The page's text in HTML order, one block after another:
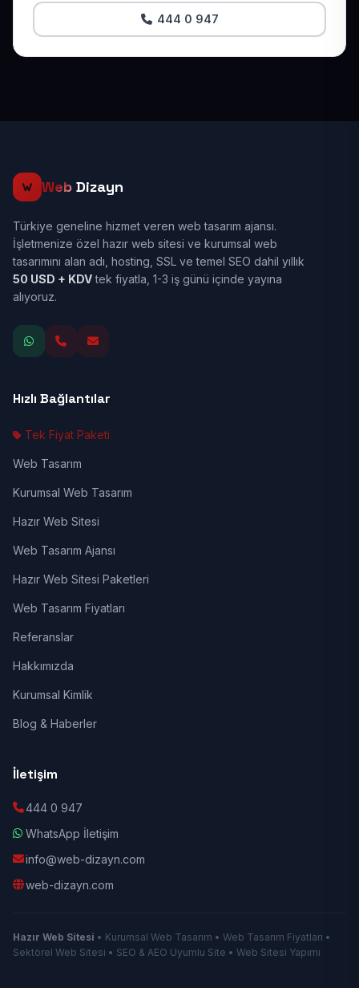
444 0 947
Web Dizayn
Türkiye geneline hizmet veren web tasarım ajansı.
İşletmenize özel hazır web sitesi ve kurumsal web
tasarımını alan adı, hosting, SSL ve temel SEO dahil yıllık
50 USD + KDVtek fiyatla, 1-3 iş günü içinde yayına
alıyoruz.
Hızlı Bağlantılar
Tek Fiyat Paketi
Web Tasarım
Kurumsal Web Tasarım
Hazır Web Sitesi
Web Tasarım Ajansı
Hazır Web Sitesi Paketleri
Web Tasarım Fiyatları
Referanslar
Hakkımızda
Kurumsal Kimlik
Blog & Haberler
İletişim
444 0 947
WhatsApp İletişim
info@web-dizayn.com
web-dizayn.com
Hazır Web Sitesi • Kurumsal Web Tasarım • Web Tasarım Fiyatları •
Sektörel Web Sitesi • SEO & AEO Uyumlu Site • Web Sitesi Yapımı